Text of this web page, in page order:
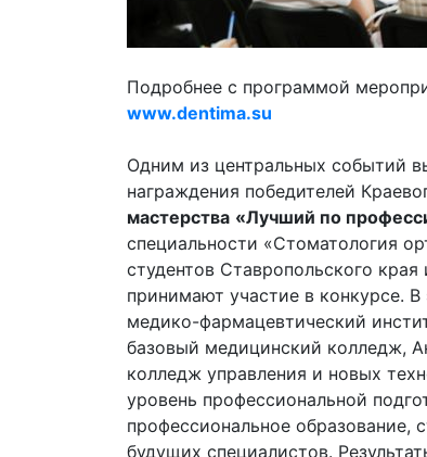
Подробнее с программой
www.dentima.su
Одним из центральных событий
награждения победителей
мастерства «Лучший по
специальности «Стоматология
студентов Ставропольского
принимают участие в конкурсе.
медико-фармацевтический
базовый медицинский колледж,
колледж управления и новых
уровень профессиональной
профессиональное образование,
будущих специалистов.